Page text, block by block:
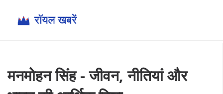
मनमोहन सिंह - जीवन, नीतियां और